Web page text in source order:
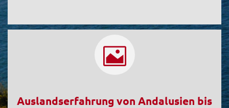
Auslandserfahrung von Andalusien bis